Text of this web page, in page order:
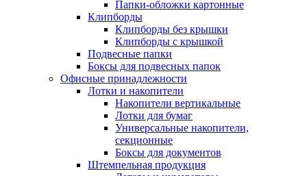
Папки-обложки картонные
Клипборды
Клипборды без крышки
Клипборды с крышкой
Подвесные папки
Боксы для подвесных папок
Офисные принадлежности
Лотки и накопители
Накопители вертикальные
Лотки для бумаг
Универсальные накопители,
секционные
Боксы для документов
Штемпельная продукция